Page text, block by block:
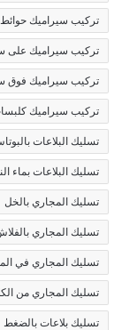
تركيب سيراميك حوائط
تركيب سيراميك على
تركيب سيراميك فوق
تركيب سيراميك
تسليك البلاعات
تسليك البلاعات بماء
تسليك المجاري بالخل
تسليك المجاري
تسليك المجاري في
تسليك المجاري من
تسليك بلاعات بالضغط